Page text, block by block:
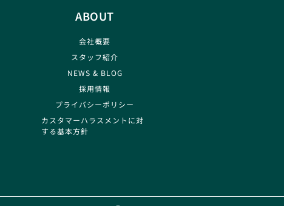
ABOUT
会社概要
スタッフ紹介
NEWS & BLOG
採用情報
プライバシーポリシー
カスタマーハラスメントに対
する基本方針